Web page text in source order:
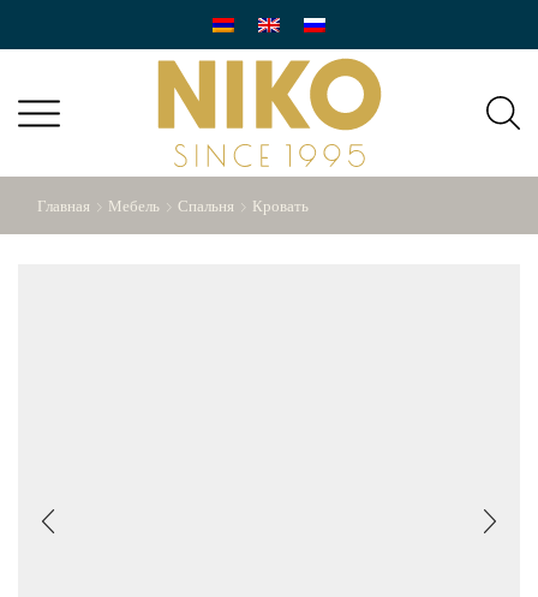
Главная Мебель Спальня Кровать